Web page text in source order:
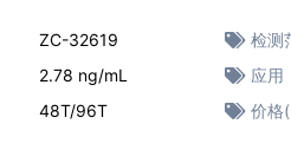
ZC-32619 检测
2.78 ng/mL 应用
48T/96T 价格